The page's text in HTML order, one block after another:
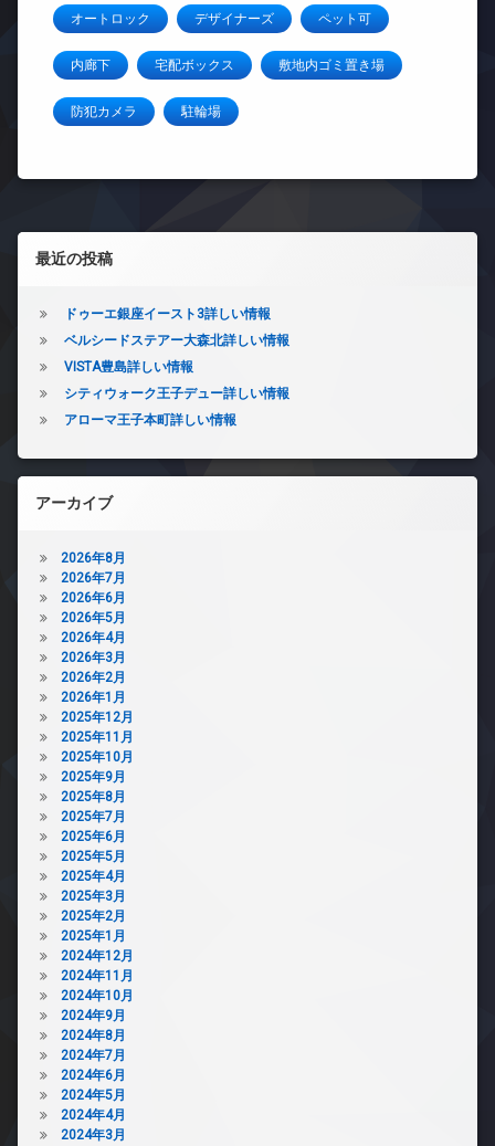
オートロック デザイナーズ ペット可
内廊下 宅配ボックス 敷地内ゴミ置き場
防犯カメラ 駐輪場
左サイドバー
最近の投稿
ドゥーエ銀座イースト3詳しい情報
ベルシードステアー大森北詳しい情報
VISTA豊島詳しい情報
シティウォーク王子デュー詳しい情報
アローマ王子本町詳しい情報
アーカイブ
2026年8月
2026年7月
2026年6月
2026年5月
2026年4月
2026年3月
2026年2月
2026年1月
2025年12月
2025年11月
2025年10月
2025年9月
2025年8月
2025年7月
2025年6月
2025年5月
2025年4月
2025年3月
2025年2月
2025年1月
2024年12月
2024年11月
2024年10月
2024年9月
2024年8月
2024年7月
2024年6月
2024年5月
2024年4月
2024年3月